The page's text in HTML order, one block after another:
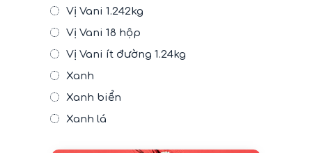
Vị Vani 1.242kg
Vị Vani 18 hộp
Vị Vani ít đường 1.24kg
Xanh
Xanh biển
Xanh lá